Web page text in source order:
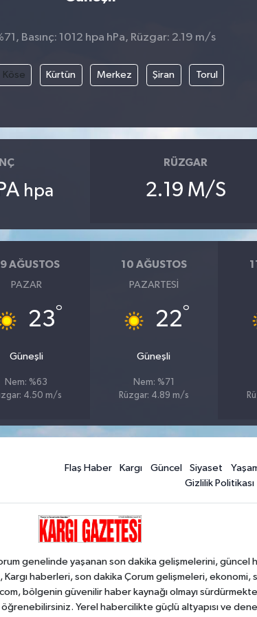
Basınç: 1012 hpa hPa, Rüzgar: 2.19 m/s
Köse Kürtün Merkez Şiran Torul
hpa
RÜZGAR
2.19 M/S
AĞUSTOS
PAZAR
23°
Güneşli
Nem: %63
4.50 m/s
10 AĞUSTOS
PAZARTESI
22°
Güneşli
Nem: %71
Rüzgar: 4.89 m/s
Flaş Haber Kargı Güncel Siyaset
Gizlilik Politikası
genelinde yaşanan son dakika gelişmelerini, güncel
haberleri, son dakika Çorum gelişmeleri,
bölgenin güvenilir haber kaynağı olmayı
Yerel habercilikte güçlü altyapısı ve